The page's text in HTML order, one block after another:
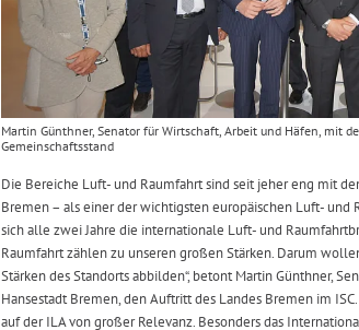
Martin Günthner, Senator für Wirtschaft, Arbeit und Häfen, mit
Gemeinschaftsstand
Die Bereiche Luft- und Raumfahrt sind seit jeher eng mit
Bremen – als einer der wichtigsten europäischen Luft- und
sich alle zwei Jahre die internationale Luft- und
Raumfahrt zählen zu unseren großen Stärken. Darum
Stärken des Standorts abbilden“, betont Martin Günthner,
Hansestadt Bremen, den Auftritt des Landes Bremen im
auf der ILA von großer Relevanz. Besonders das